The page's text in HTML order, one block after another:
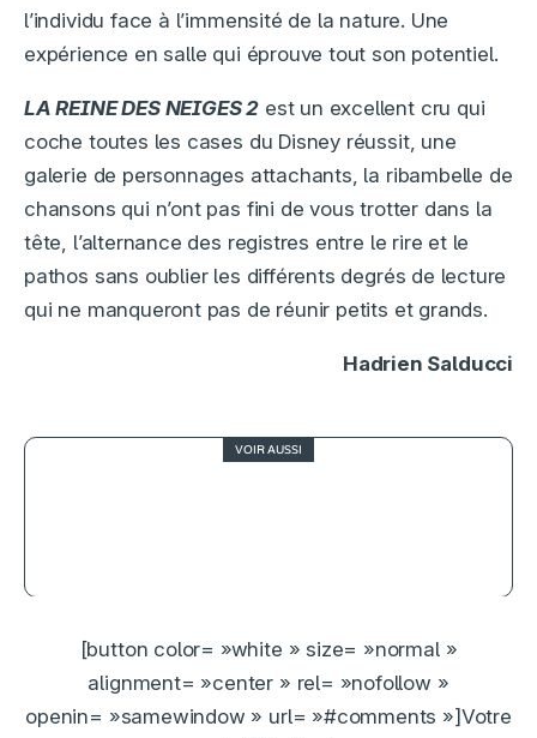
l’individu face à l’immensité de la nature. Une
expérience en salle qui éprouve tout son potentiel.
LA REINE DES NEIGES 2 est un excellent cru qui
coche toutes les cases du Disney réussit, une
galerie de personnages attachants, la ribambelle de
chansons qui n’ont pas fini de vous trotter dans la
tête, l’alternance des registres entre le rire et le
pathos sans oublier les différents degrés de lecture
qui ne manqueront pas de réunir petits et grands.
Hadrien Salducci
VOIR AUSSI
[button color= »white » size= »normal »
alignment= »center » rel= »nofollow »
openin= »samewindow » url= »#comments »]Votre